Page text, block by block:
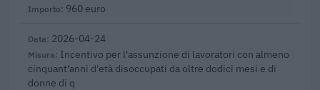
960 euro
2026-04-24
Incentivo per l'assunzione di lavoratori con almeno
cinquant'anni d'età disoccupati da oltre dodici mesi e di
donne di q